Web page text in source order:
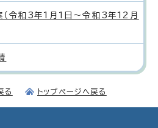
令和3年1月1日〜令和3年12月
る トップページへ戻る